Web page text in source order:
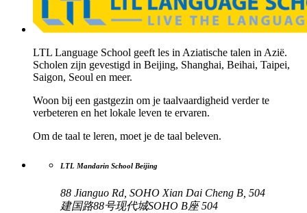
LTL Language School geeft les in Aziatische talen in Azië.
Scholen zijn gevestigd in Beijing, Shanghai, Beihai, Taipei,
Saigon, Seoul en meer.
Woon bij een gastgezin om je taalvaardigheid verder te
verbeteren en het lokale leven te ervaren.
Om de taal te leren, moet je de taal beleven.
LTL Mandarin School Beijing
88 Jianguo Rd, SOHO Xian Dai Cheng B, 504
建国路88号现代城SOHO B座 504